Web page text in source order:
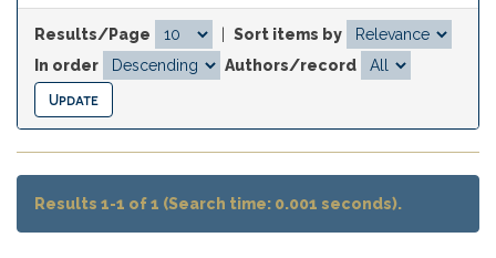
Results/Page
Sort items by
In order
Authors/record
Results 1-1 of 1 (Search time: 0.001 seconds).